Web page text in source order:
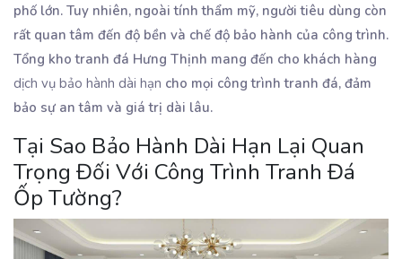
phố lớn. Tuy nhiên, ngoài tính thẩm mỹ, người tiêu dùng còn
rất quan tâm đến độ bền và chế độ bảo hành của công trình.
Tổng kho tranh đá Hưng Thịnh mang đến cho khách hàng
dịch vụ bảo hành dài hạn cho mọi công trình tranh đá, đảm
bảo sự an tâm và giá trị dài lâu.
Tại Sao Bảo Hành Dài Hạn Lại Quan
Trọng Đối Với Công Trình Tranh Đá
Ốp Tường?